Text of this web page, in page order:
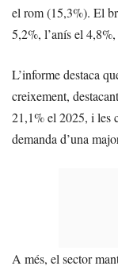
el rom (15,3%). El
5,2%, l’anís el
L’informe destaca
creixement,
21,1% el 2025, i les
demanda d’una
A més, el sector